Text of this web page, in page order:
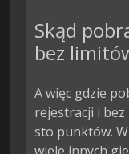
Skąd
bez
A więc gdzie
rejestracji i
sto punktów.
wiele innych